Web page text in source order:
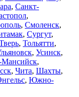
, Санкт-
,
, Смоленск,
, Сургут,
, Тольятти,
, Усинск,
,
, Чита, Шахты,
, Южно-